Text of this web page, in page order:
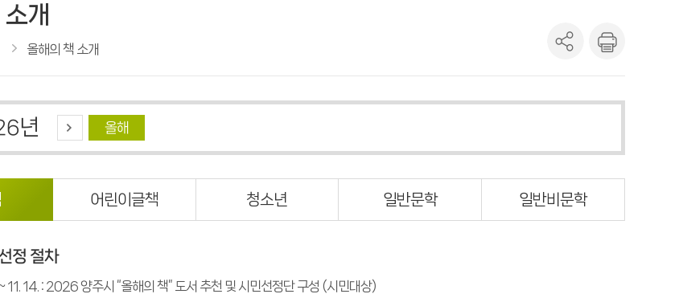
올해의 책 북크로싱
개
올해의 책 소개
년 올해
어린이글책 청소년 일반문학 일반비문학
정 절차
14. : 2026 양주시 “올해의 책” 도서 추천 및 시민선정단 구성 (시민대상)